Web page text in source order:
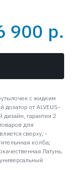
900 р.
с жидким
от ALVEUS-
гарантия 2
для
сверху; -
колба;
Латунь.